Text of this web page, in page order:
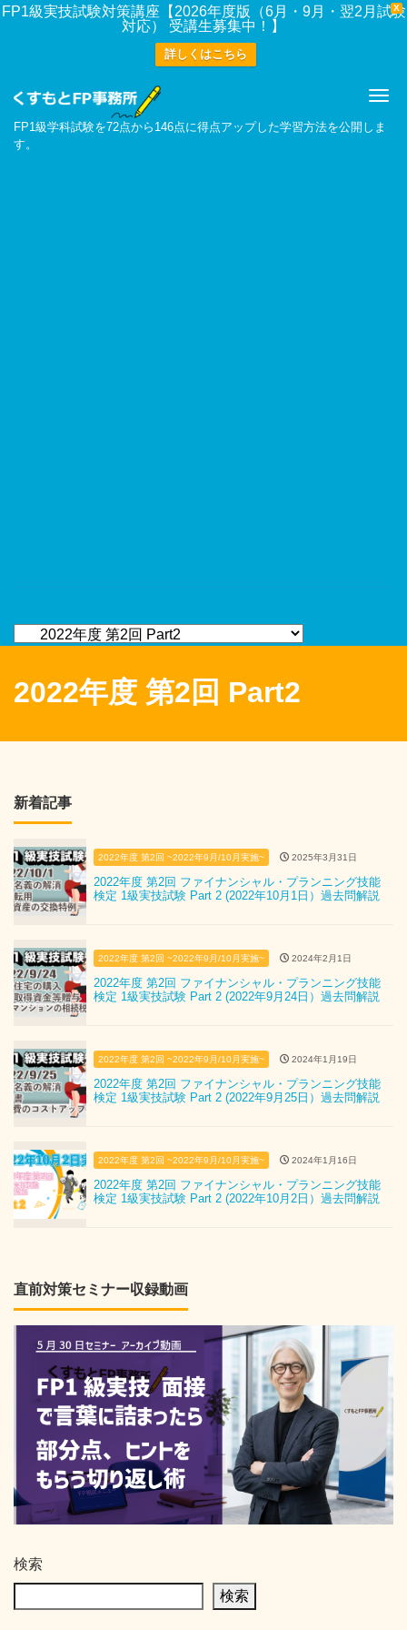
X
FP1級実技試験対策講座【2026年度版（6月・9月・翌2月試験
対応） 受講生募集中！】
詳しくはこちら
FP1級学科試験を72点から146点に得点アップした学習方法を公開しま
す。
2022年度 第2回 Part2
新着記事
2022年度 第2回 ~2022年9月/10月実施~ 2025年3月31日
2022年度 第2回 ファイナンシャル・プランニング技能
検定 1級実技試験 Part 2 (2022年10月1日）過去問解説
2022年度 第2回 ~2022年9月/10月実施~ 2024年2月1日
2022年度 第2回 ファイナンシャル・プランニング技能
検定 1級実技試験 Part 2 (2022年9月24日）過去問解説
2022年度 第2回 ~2022年9月/10月実施~ 2024年1月19日
2022年度 第2回 ファイナンシャル・プランニング技能
検定 1級実技試験 Part 2 (2022年9月25日）過去問解説
2022年度 第2回 ~2022年9月/10月実施~ 2024年1月16日
2022年度 第2回 ファイナンシャル・プランニング技能
検定 1級実技試験 Part 2 (2022年10月2日）過去問解説
直前対策セミナー収録動画
検索
検索